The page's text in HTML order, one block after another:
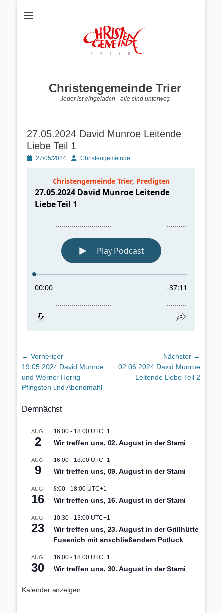
Christengemeinde Trier
Jeder ist eingeladen - alle sind unterweg
27.05.2024 David Munroe Leitende
Liebe Teil 1
Posted27/05/2024 AutorChristengemeinde
Beitragsnavigation
← Vorheriger
Vorheriger
Beitrag:
19.05.2024 David Munroe
und Werner Herrig
Pfingsten und Abendmahl
Nächster →
Nächster
02.06.2024 David Munroe
Leitende Liebe Teil 2
Demnächst
AUG.
2
16:00 - 18:00 UTC+1
Wir treffen uns, 02. August in der Stami
AUG.
9
16:00 - 18:00 UTC+1
Wir treffen uns, 09. August in der Stami
AUG.
16
8:00 - 18:00 UTC+1
Wir treffen uns, 16. August in der Stami
AUG.
23
10:30 - 13:00 UTC+1
Wir treffen uns, 23. August in der Grillhütte
Fusenich mit anschließendem Potluck
AUG.
30
16:00 - 18:00 UTC+1
Wir treffen uns, 30. August in der Stami
Kalender anzeigen